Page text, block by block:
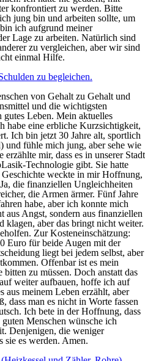
konfrontiert zu werden. Bitte
jung bin und arbeiten sollte, um
ich aufgrund meiner
Lage zu arbeiten. Natürlich sind
zu vergleichen, aber wir sind
einmal Hilfe.
zu begleichen.
von Gehalt zu Gehalt und
und die wichtigsten
gutes Leben. Mein aktuelles
habe eine erbliche Kurzsichtigkeit,
Ich bin jetzt 30 Jahre alt, sportlich
und fühle mich jung, aber sehe wie
mir, dass es in unserer Stadt
Technologie gibt. Sie hatte
weckte in mir Hoffnung,
die finanziellen Ungleichheiten
die Armen ärmer. Fünf Jahre
habe, aber ich konnte mich
aus Angst, sondern aus finanziellen
klagen, aber das bringt nicht weiter.
Zur Kosteneinschätzung:
Euro für beide Augen mit der
liegt bei jedem selbst, aber
Offenbar ist es mein
zu müssen. Doch anstatt das
weiter aufbauen, hoffe ich auf
aus meinem Leben erzählt, aber
dass man es nicht in Worte fassen
Ich bete in der Hoffnung, dass
Menschen wünsche ich
Denjenigen, die weniger
sie es werden. Amen.